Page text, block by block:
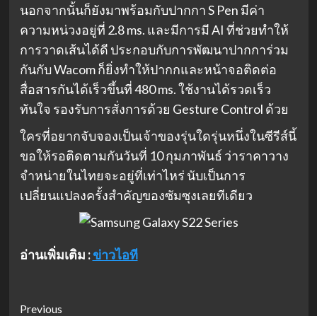
นอกจากนั้นก็ยังมาพร้อมกับปากกา S Pen มีค่า
ความหน่วงอยู่ที่ 2.8 ms. และมีการมี AI ที่ช่วยทำให้
การวาดเส้นได้ดี ประกอบกับการพัฒนาปากการ่วม
กันกับ Wacom ก็ยิ่งทำให้ปากกและหน้าจอติดต่อ
สื่อสารกันได้เร็วขึ้นที่ 480 ms. ใช้งานได้รวดเร็ว
ทันใจ รองรับการสั่งการด้วย Gesture Control ด้วย
ใครที่อยากจับจองเป็นเจ้าของรุ่นใดรุ่นหนึ่งในซีรีส์นี้
ขอให้รอติดตามกันวันที่ 10 กุมภาพันธ์ ว่าราคาวาง
จำหน่ายในไทยจะอยู่ที่เท่าไหร่ นับเป็นการ
เปลี่ยนแปลงครั้งสำคัญของซัมซุงเลยทีเดียว
อ่านเพิ่มเติม :ข่าวไอที
Post
Previous